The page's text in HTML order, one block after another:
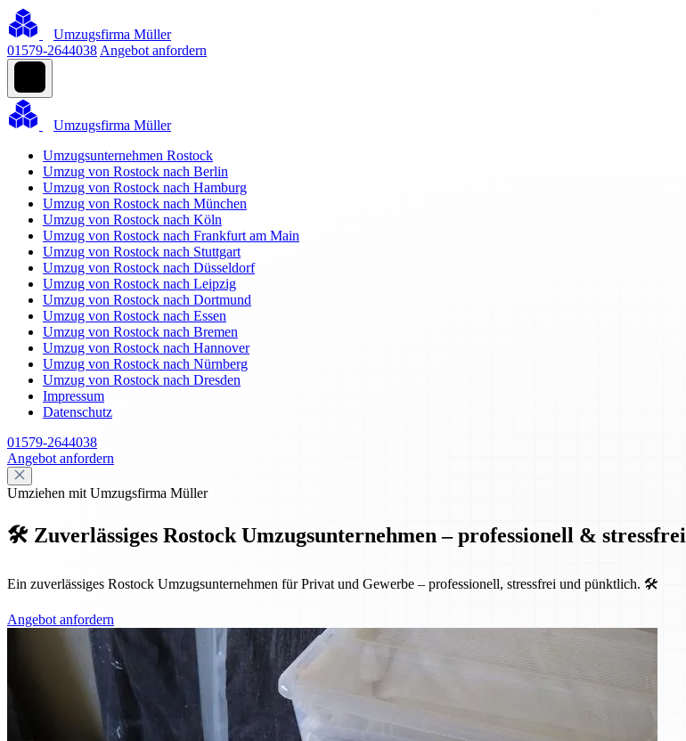
Umzugsfirma Müller
01579-2644038 Angebot anfordern
Umzugsfirma Müller
Umzugsunternehmen Rostock
Umzug von Rostock nach Berlin
Umzug von Rostock nach Hamburg
Umzug von Rostock nach München
Umzug von Rostock nach Köln
Umzug von Rostock nach Frankfurt am Main
Umzug von Rostock nach Stuttgart
Umzug von Rostock nach Düsseldorf
Umzug von Rostock nach Leipzig
Umzug von Rostock nach Dortmund
Umzug von Rostock nach Essen
Umzug von Rostock nach Bremen
Umzug von Rostock nach Hannover
Umzug von Rostock nach Nürnberg
Umzug von Rostock nach Dresden
Impressum
Datenschutz
01579-2644038
Angebot anfordern
Umziehen mit Umzugsfirma Müller
🛠️ Zuverlässiges Rostock Umzugsunternehmen – professionell & stressfrei
Ein zuverlässiges Rostock Umzugsunternehmen für Privat und Gewerbe – professionell, stressfrei und pünktlich. 🛠️
Angebot anfordern